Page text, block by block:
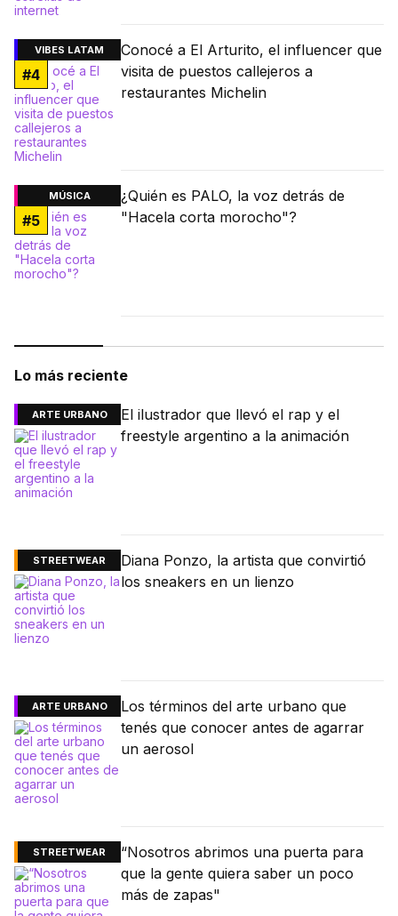
VIBES LATAM
#4
Conocé a El Arturito, el influencer que
visita de puestos callejeros a
restaurantes Michelin
MÚSICA
#5
¿Quién es PALO, la voz detrás de
"Hacela corta morocho"?
Lo más reciente
ARTE URBANO
El ilustrador que llevó el rap y el
freestyle argentino a la animación
STREETWEAR
Diana Ponzo, la artista que convirtió
los sneakers en un lienzo
ARTE URBANO
Los términos del arte urbano que
tenés que conocer antes de agarrar
un aerosol
STREETWEAR
“Nosotros abrimos una puerta para
que la gente quiera saber un poco
más de zapas"